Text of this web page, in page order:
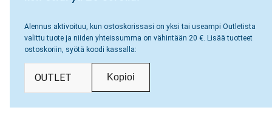
Alennus aktivoituu, kun ostoskorissasi on yksi tai useampi Outletista
valittu tuote ja niiden yhteissumma on vähintään 20 €. Lisää tuotteet
ostoskoriin, syötä koodi kassalla:
OUTLET Kopioi